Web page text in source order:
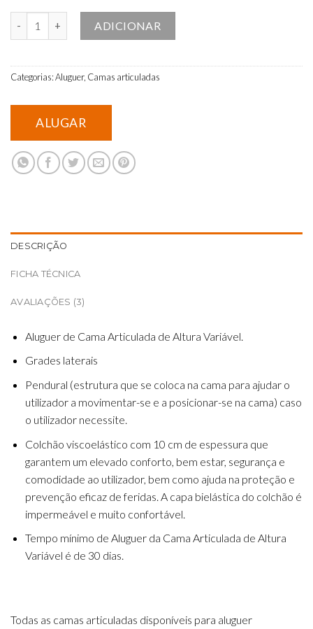
ADICIONAR
Categorias:Aluguer, Camas articuladas
DESCRIÇÃO
FICHA TÉCNICA
AVALIAÇÕES (3)
Aluguer de Cama Articulada de Altura Variável.
Grades laterais
Pendural (estrutura que se coloca na cama para ajudar o
utilizador a movimentar-se e a posicionar-se na cama) caso
o utilizador necessite.
Colchão viscoelástico com 10 cm de espessura que
garantem um elevado conforto, bem estar, segurança e
comodidade ao utilizador, bem como ajuda na proteção e
prevenção eficaz de feridas. A capa bielástica do colchão é
impermeável e muito confortável.
Tempo mínimo de Aluguer da Cama Articulada de Altura
Variável é de 30 dias.
Todas as camas articuladas disponíveis para aluguer